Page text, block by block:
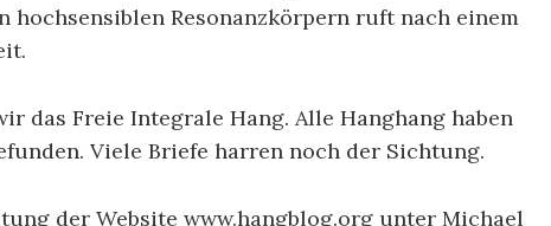
hochsensiblen Resonanzkörpern ruft nach einem
das Freie Integrale Hang. Alle Hanghang haben
Viele Briefe harren noch der Sichtung.
der Website www.hangblog.org unter Michael